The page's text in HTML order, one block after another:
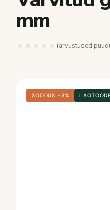
mm
★★★★★ ★★★★★
(arvustused
SOODUS −3%